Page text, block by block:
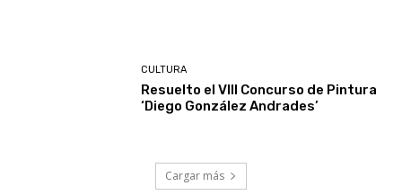
CULTURA
Resuelto el VIII Concurso de Pintura
‘Diego González Andrades’
Cargar más